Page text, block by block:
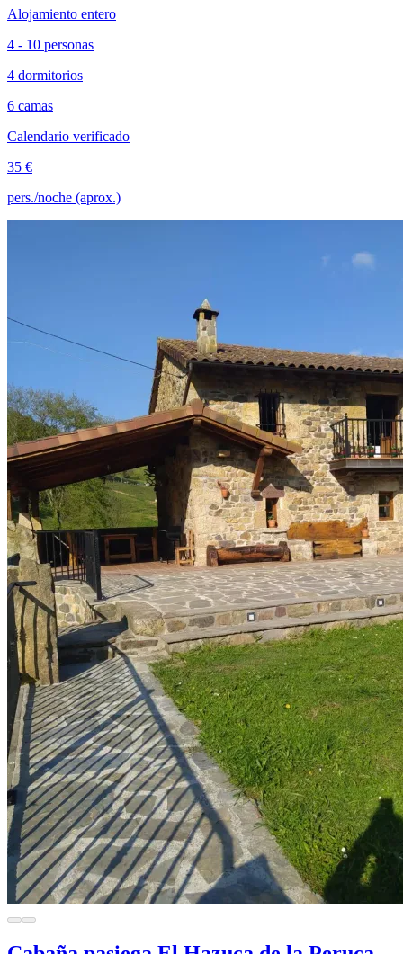
Alojamiento entero
4 - 10 personas
4 dormitorios
6 camas
Calendario verificado
35 €
pers./noche (aprox.)